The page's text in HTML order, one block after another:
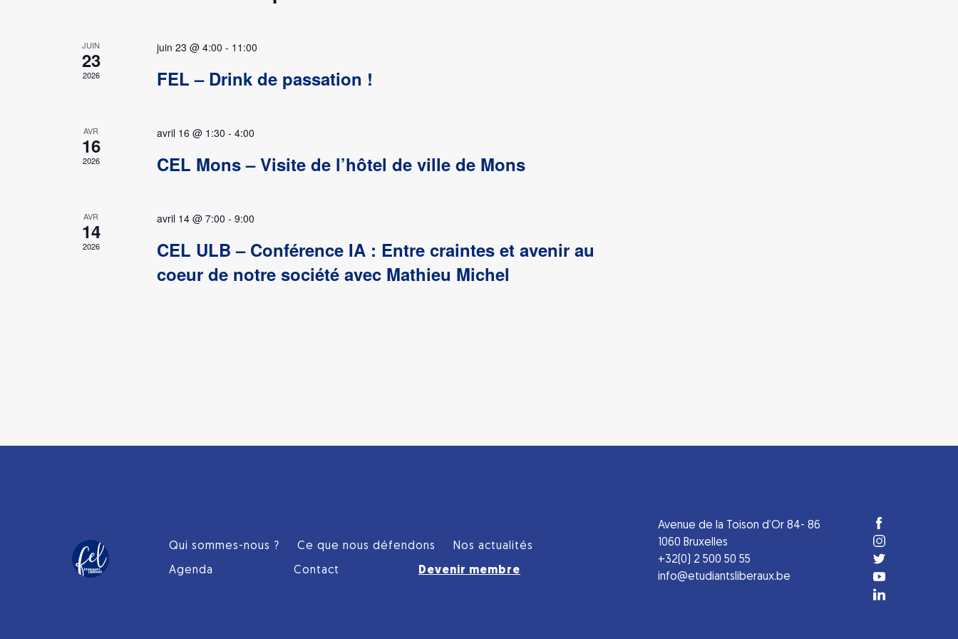
JUIN
23
2026
juin 23 @ 4:00 - 11:00
FEL – Drink de passation !
AVR
16
2026
avril 16 @ 1:30 - 4:00
CEL Mons – Visite de l’hôtel de ville de Mons
AVR
14
2026
avril 14 @ 7:00 - 9:00
CEL ULB – Conférence IA : Entre craintes et avenir au
coeur de notre société avec Mathieu Michel
Qui sommes-nous ? Ce que nous défendons Nos actualités
Agenda Contact Devenir membre
Avenue de la Toison d’Or 84- 86
1060 Bruxelles
+32(0) 2 500 50 55
info@etudiantsliberaux.be